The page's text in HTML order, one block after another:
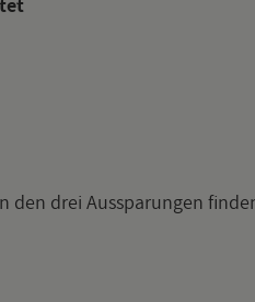
drei Aus­spa­run­gen